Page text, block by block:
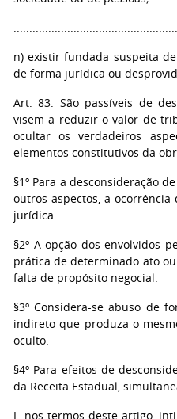
n) existir fundada suspeita
de forma jurídica ou
Art. 83. São passíveis de
visem a reduzir o valor de
ocultar os verdadeiros
elementos constitutivos da
§1º Para a desconsideração
outros aspectos, a
jurídica.
§2º A opção dos envolvidos
prática de determinado ato
falta de propósito negocial.
§3º Considera-se abuso de
indireto que produza o
oculto.
§4º Para efeitos de
da Receita Estadual,
I- nos termos deste artigo,